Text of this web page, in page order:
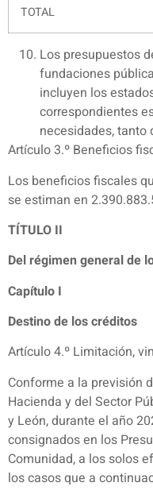
TOTAL
Los presupuestos
fundaciones
incluyen los
correspondientes
necesidades, tanto
Artículo 3.º Beneficios
Los beneficios fiscales
se estiman en
TÍTULO II
Del régimen general de
Capítulo I
Destino de los créditos
Artículo 4.º Limitación,
Conforme a la previsión
Hacienda y del Sector
y León, durante el año
consignados en los
Comunidad, a los solos
los casos que a